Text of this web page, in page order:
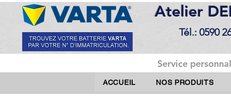
Atelier
Tél.: 0590
Service
ACCUEIL NOS PRODUITS